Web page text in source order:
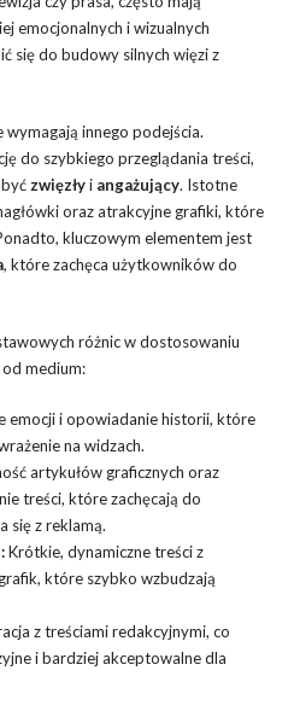
emocjonalnych i wizualnych
się do budowy silnych więzi z
innego podejścia.
do szybkiego przeglądania treści,
zwięzłyi angażujący. Istotne
oraz atrakcyjne grafiki, które
kluczowym elementem jest
, które zachęca użytkowników do
różnic w dostosowaniu
medium:
emocji i opowiadanie historii, które
na widzach.
artykułów graficznych oraz
treści, które zachęcają do
się z reklamą.
Krótkie, dynamiczne treści z
które szybko wzbudzają
z treściami redakcyjnymi, co
i bardziej akceptowalne dla